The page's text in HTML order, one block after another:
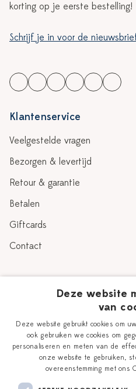
korting op je eerste bestelling!
Schrijf je in voor de
Klantenservice
Veelgestelde vragen
Bezorgen & levertijd
Retour & garantie
Betalen
Giftcards
Contact
Verhaal
Onze plateelschilders
Deze website
van
Deze website gebruikt cookies om
ook gebruiken we cookies om
personaliseren en meten van de
onze website te gebruiken,
overeenstemming met ons